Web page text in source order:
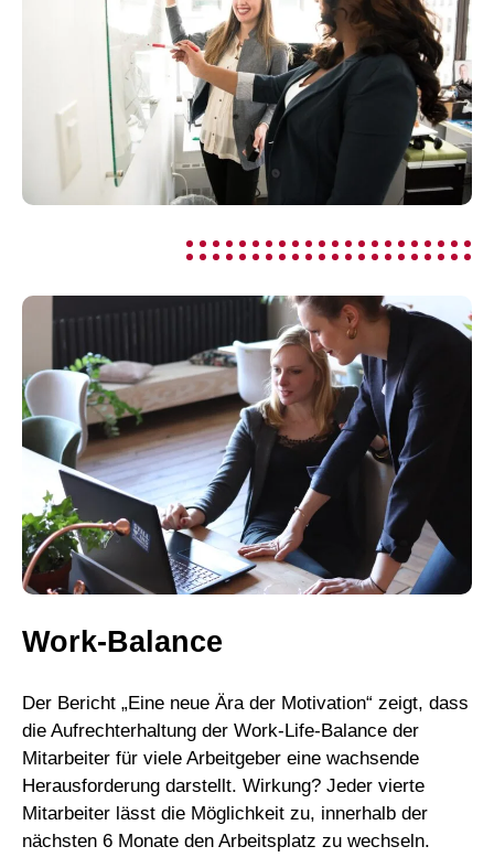
Work-Balance
Der Bericht „Eine neue Ära der Motivation“ zeigt, dass
die Aufrechterhaltung der Work-Life-Balance der
Mitarbeiter für viele Arbeitgeber eine wachsende
Herausforderung darstellt. Wirkung? Jeder vierte
Mitarbeiter lässt die Möglichkeit zu, innerhalb der
nächsten 6 Monate den Arbeitsplatz zu wechseln.